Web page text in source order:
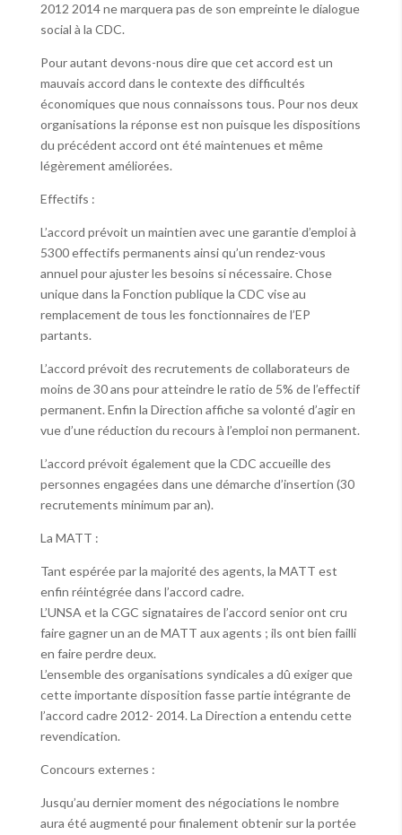
2012 2014 ne marquera pas de son empreinte le dialogue
social à la CDC.
Pour autant devons-nous dire que cet accord est un
mauvais accord dans le contexte des difficultés
économiques que nous connaissons tous. Pour nos deux
organisations la réponse est non puisque les dispositions
du précédent accord ont été maintenues et même
légèrement améliorées.
Effectifs :
L’accord prévoit un maintien avec une garantie d’emploi à
5300 effectifs permanents ainsi qu’un rendez-vous
annuel pour ajuster les besoins si nécessaire. Chose
unique dans la Fonction publique la CDC vise au
remplacement de tous les fonctionnaires de l’EP
partants.
L’accord prévoit des recrutements de collaborateurs de
moins de 30 ans pour atteindre le ratio de 5% de l’effectif
permanent. Enfin la Direction affiche sa volonté d’agir en
vue d’une réduction du recours à l’emploi non permanent.
L’accord prévoit également que la CDC accueille des
personnes engagées dans une démarche d’insertion (30
recrutements minimum par an).
La MATT :
Tant espérée par la majorité des agents, la MATT est
enfin réintégrée dans l’accord cadre.
L’UNSA et la CGC signataires de l’accord senior ont cru
faire gagner un an de MATT aux agents ; ils ont bien failli
en faire perdre deux.
L’ensemble des organisations syndicales a dû exiger que
cette importante disposition fasse partie intégrante de
l’accord cadre 2012- 2014. La Direction a entendu cette
revendication.
Concours externes :
Jusqu’au dernier moment des négociations le nombre
aura été augmenté pour finalement obtenir sur la portée